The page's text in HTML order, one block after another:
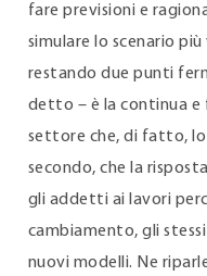
fare previsioni e
simulare lo scenario
restando due punti
detto – è la continua e
settore che, di fatto,
secondo, che la
gli addetti ai lavori
cambiamento, gli
nuovi modelli. Ne